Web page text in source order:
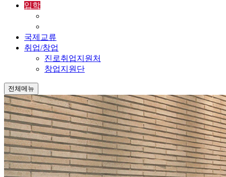
입학
국제교류
취업/창업
진로취업지원처
창업지원단
전체메뉴